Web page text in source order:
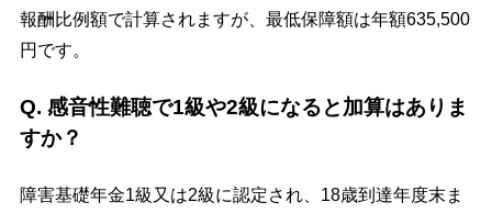
報酬比例額で計算されますが、最低保障額は年額635,500
円です。
Q. 感音性難聴で1級や2級になると加算はありま
すか？
障害基礎年金1級又は2級に認定され、18歳到達年度末ま